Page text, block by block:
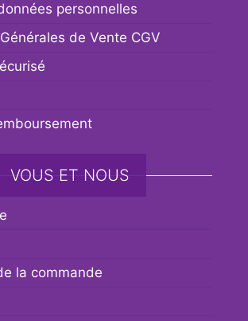
personnelles
de Vente CGV
VOUS ET NOUS
la commande